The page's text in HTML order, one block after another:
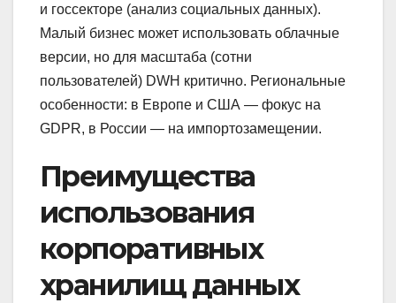
и госсекторе (анализ социальных данных).
Малый бизнес может использовать облачные
версии, но для масштаба (сотни
пользователей) DWH критично. Региональные
особенности: в Европе и США — фокус на
GDPR, в России — на импортозамещении.
Преимущества
использования
корпоративных
хранилищ данных